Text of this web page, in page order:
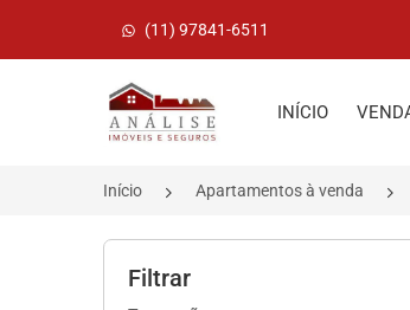
(11) 97841-6511
Página inicial
INÍCIO
Início Apartamentos à venda
Filtrar